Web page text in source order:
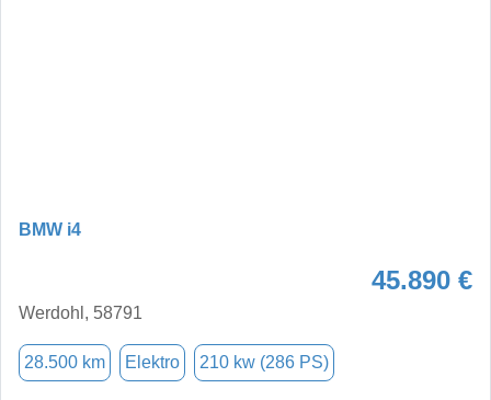
BMW i4
45.890 €
Werdohl, 58791
28.500 km Elektro 210 kw (286 PS)